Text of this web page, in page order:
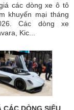
các dòng xe ô tô
khuyến mại tháng
Các dòng xe
Kic...